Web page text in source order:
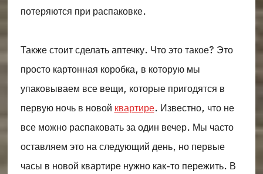
потеряются при распаковке.
Также стоит сделать аптечку. Что это такое? Это
просто картонная коробка, в которую мы
упаковываем все вещи, которые пригодятся в
первую ночь в новой квартире. Известно, что не
все можно распаковать за один вечер. Мы часто
оставляем это на следующий день, но первые
часы в новой квартире нужно как-то пережить. В